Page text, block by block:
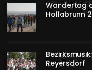
Wandertag
Hollabrunn
Reyersdorf